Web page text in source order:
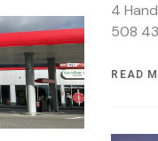
4
508
READ